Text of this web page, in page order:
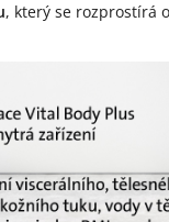
, který se rozprostírá